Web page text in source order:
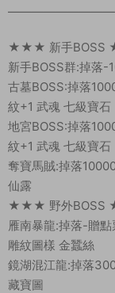
★★★ 新手
新手BOSS群:掉落-
古墓BOSS:掉落
紋+1 武魂 七級寶石
地宮BOSS:掉落
紋+1 武魂 七級寶石
奪寶馬賊:掉落
仙露
★★★ 野外
雁南暴龍:掉落-贈
雕紋圖樣 金蠶絲
鏡湖混江龍:掉落
藏寶圖